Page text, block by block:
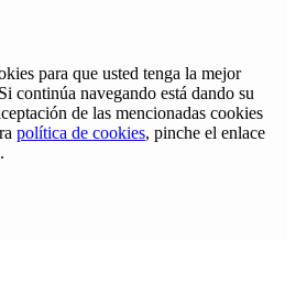
para que usted tenga la mejor
continúa navegando está dando su
de las mencionadas cookies
política de cookies, pinche el enlace